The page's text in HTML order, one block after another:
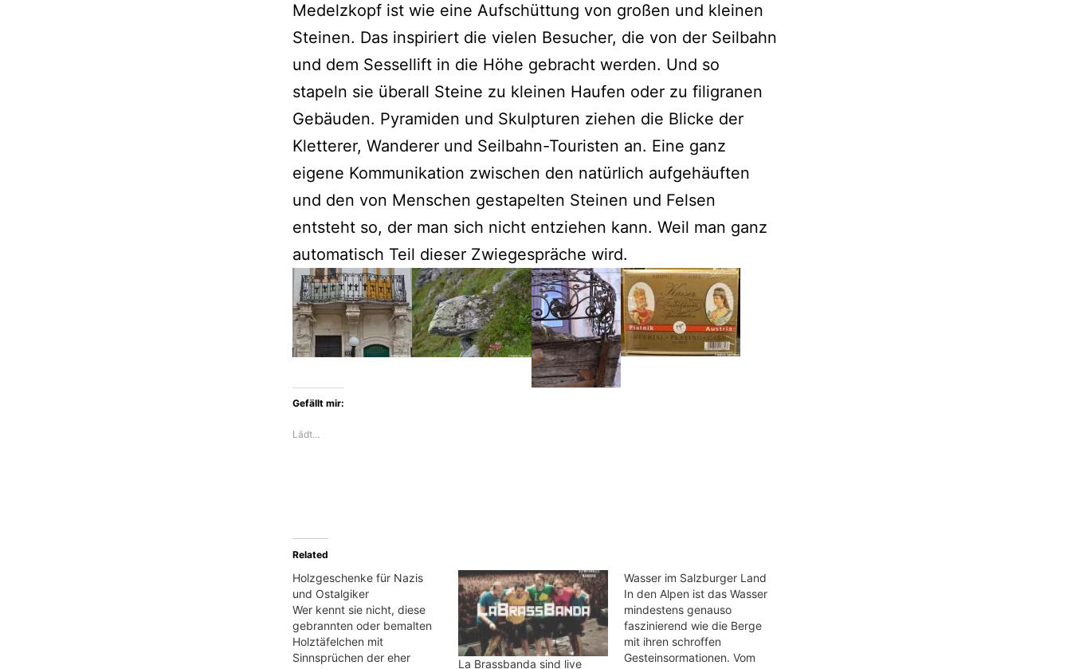
Medelzkopf ist wie eine Aufschüttung von großen und kleinen
Steinen. Das inspiriert die vielen Besucher, die von der Seilbahn
und dem Sessellift in die Höhe gebracht werden. Und so
stapeln sie überall Steine zu kleinen Haufen oder zu filigranen
Gebäuden. Pyramiden und Skulpturen ziehen die Blicke der
Kletterer, Wanderer und Seilbahn-Touristen an. Eine ganz
eigene Kommunikation zwischen den natürlich aufgehäuften
und den von Menschen gestapelten Steinen und Felsen
entsteht so, der man sich nicht entziehen kann. Weil man ganz
automatisch Teil dieser Zwiegespräche wird.
Gefällt mir:
Lädt…
Related
Holzgeschenke für Nazis
und Ostalgiker
Wer kennt sie nicht, diese
gebrannten oder bemalten
Holztäfelchen mit
Sinnsprüchen der eher
La Brassbanda sind live
Wasser im Salzburger Land
In den Alpen ist das Wasser
mindestens genauso
faszinierend wie die Berge
mit ihren schroffen
Gesteinsormationen. Vom